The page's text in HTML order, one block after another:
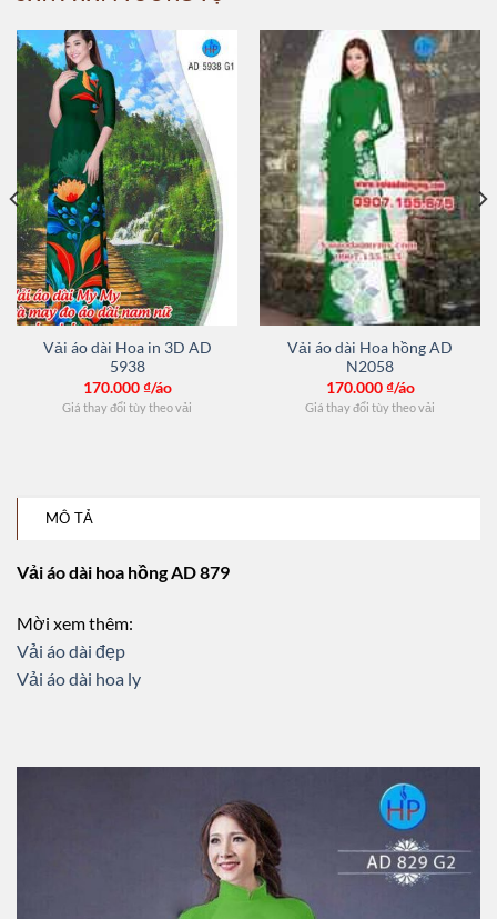
Vải áo dài Hoa in 3D AD
5938
170.000₫/áo
Giá thay đổi tùy theo vải
Vải áo dài Hoa hồng AD
N2058
170.000₫/áo
Giá thay đổi tùy theo vải
MÔ TẢ
Vải áo dài hoa hồng AD 879
Mời xem thêm:
Vải áo dài đẹp
Vải áo dài hoa ly